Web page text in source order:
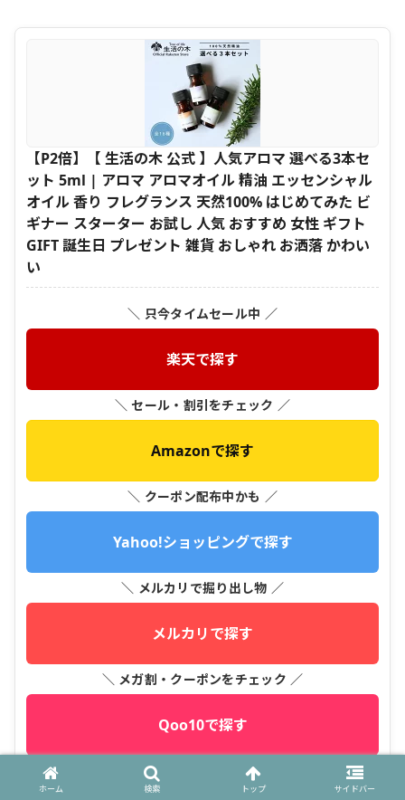
【P2倍】【 生活の木 公式 】人気アロマ 選べる3本セ
ット 5ml | アロマ アロマオイル 精油 エッセンシャル
オイル 香り フレグランス 天然100% はじめてみた ビ
ギナー スターター お試し 人気 おすすめ 女性 ギフト
GIFT 誕生日 プレゼント 雑貨 おしゃれ お洒落 かわい
い
＼ 只今タイムセール中 ／
楽天で探す
＼ セール・割引をチェック ／
Amazonで探す
＼ クーポン配布中かも ／
Yahoo!ショッピングで探す
＼ メルカリで掘り出し物 ／
メルカリで探す
＼ メガ割・クーポンをチェック ／
Qoo10で探す
ホーム 検索 トップ サイドバー